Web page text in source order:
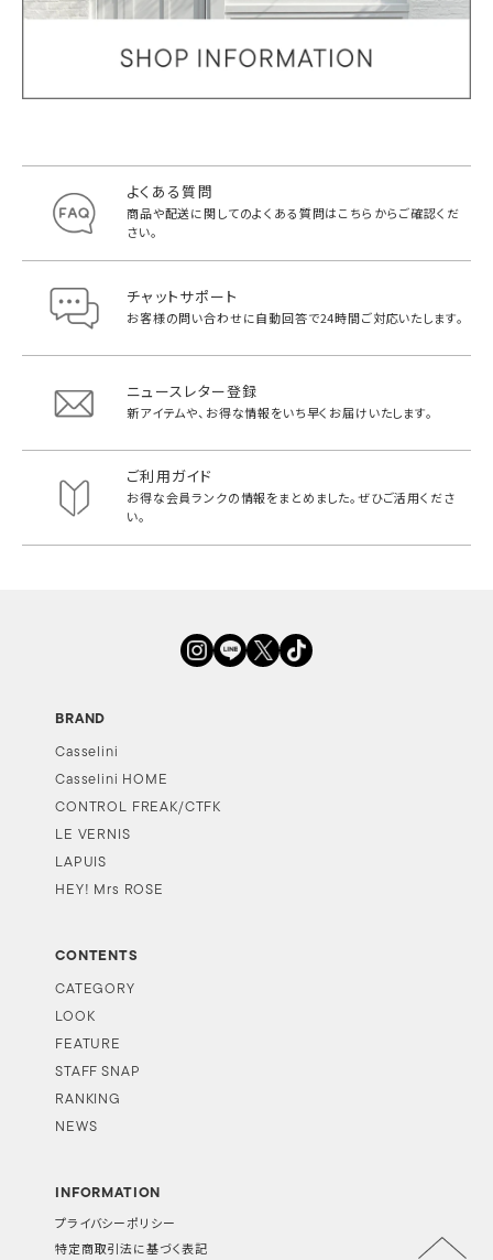
よくある質問
商品や配送に関してのよくある質問はこちらからご確認くだ
さい。
チャットサポート
お客様の問い合わせに自動回答で24時間ご対応いたします。
ニュースレター登録
新アイテムや、お得な情報をいち早く お届けいたします。
ご利用ガイド
お得な会員ランクの情報をまとめました。ぜひご活用くださ
い。
BRAND
Casselini
Casselini HOME
CONTROL FREAK/CTFK
LE VERNIS
LAPUIS
HEY! Mrs ROSE
CONTENTS
CATEGORY
LOOK
FEATURE
STAFF SNAP
RANKING
NEWS
INFORMATION
プライバシーポリシー
特定商取引法に基づく表記